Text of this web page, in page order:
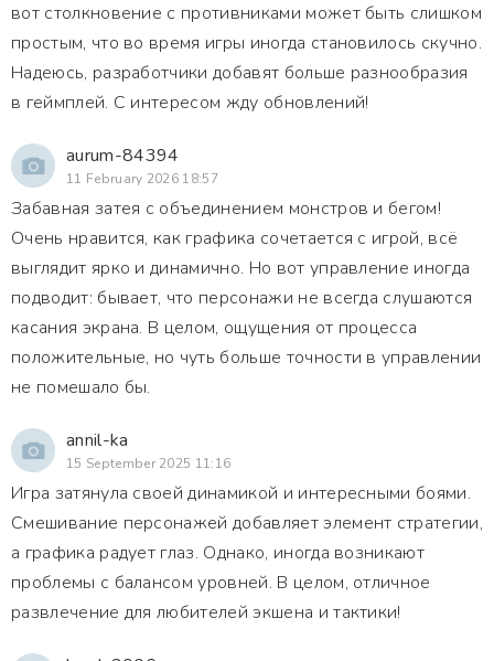
вот столкновение с противниками может быть слишком
простым, что во время игры иногда становилось скучно.
Надеюсь, разработчики добавят больше разнообразия
в геймплей. С интересом жду обновлений!
aurum-84394
11 February 2026 18:57
Забавная затея с объединением монстров и бегом!
Очень нравится, как графика сочетается с игрой, всё
выглядит ярко и динамично. Но вот управление иногда
подводит: бывает, что персонажи не всегда слушаются
касания экрана. В целом, ощущения от процесса
положительные, но чуть больше точности в управлении
не помешало бы.
annil-ka
15 September 2025 11:16
Игра затянула своей динамикой и интересными боями.
Смешивание персонажей добавляет элемент стратегии,
а графика радует глаз. Однако, иногда возникают
проблемы с балансом уровней. В целом, отличное
развлечение для любителей экшена и тактики!